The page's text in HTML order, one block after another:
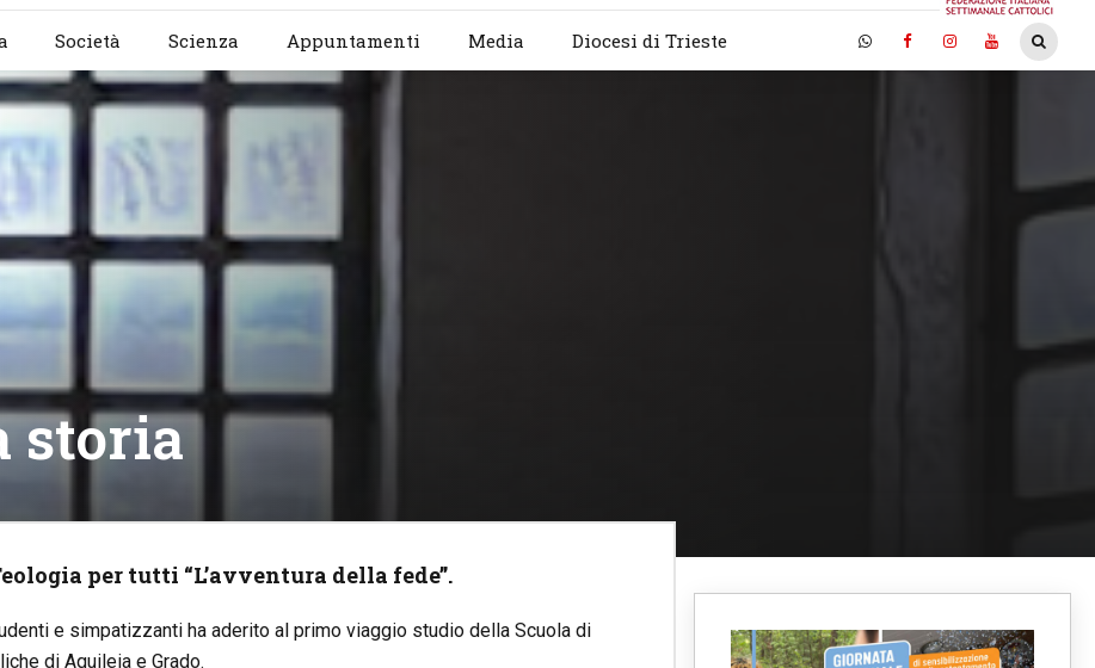
Società Scienza Appuntamenti Media Diocesi di Trieste
storia
per tutti “L’avventura della fede”.
e simpatizzanti ha aderito al primo viaggio studio della Scuola di
di Aquileia e Grado.